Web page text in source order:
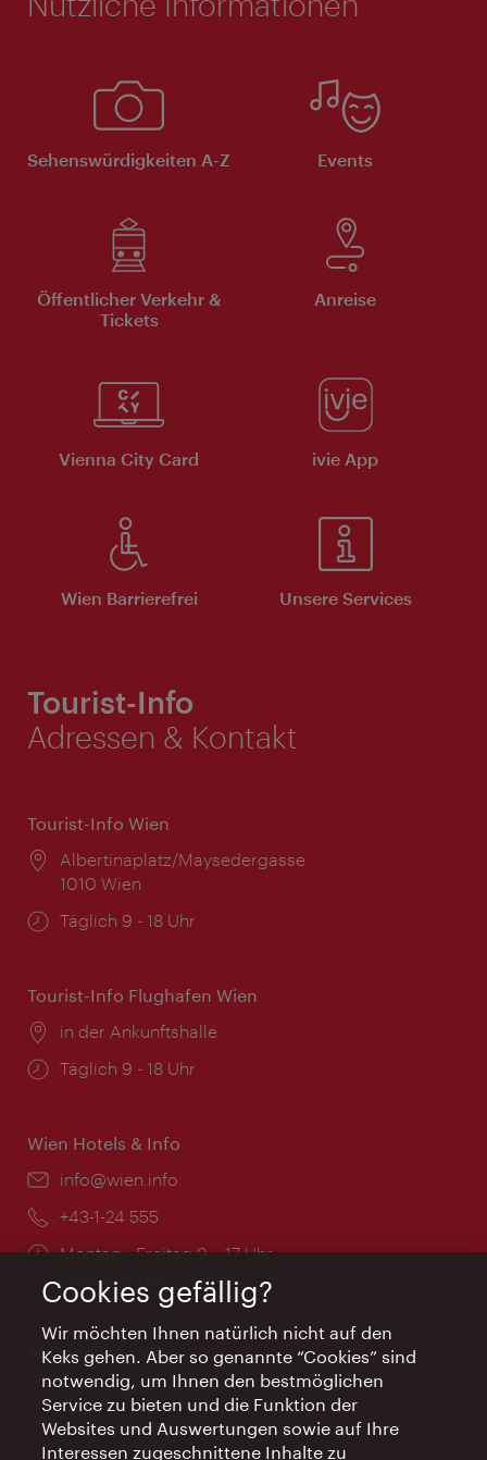
Sehenswürdigkeiten A-Z Events
Öffentlicher Verkehr &
Tickets
Anreise
Vienna City Card ivie App
Wien Barrierefrei Unsere Services
Tourist-Info
Adressen & Kontakt
Tourist-Info Wien
Ort:
Albertinaplatz/Maysedergasse
1010 Wien
Öffnungszeiten:
Täglich 9 - 18 Uhr
Tourist-Info Flughafen Wien
Ort:
in der Ankunftshalle
Öffnungszeiten:
Täglich 9 - 18 Uhr
Wien Hotels & Info
Email:
info@wien.info
Telefon:
+43-1-24 555
Öffnungszeiten:
Montag - Freitag 9 – 17 Uhr
Feiertags geschlossen
AI Concierge Wien
Ort:
concierge.wien.info
Öffnungszeiten:
Informationen rund um die Uhr
Cookies gefällig?
Wir möchten Ihnen natürlich nicht auf den
Keks gehen. Aber so genannte “Cookies” sind
notwendig, um Ihnen den bestmöglichen
Service zu bieten und die Funktion der
Websites und Auswertungen sowie auf Ihre
Interessen zugeschnittene Inhalte zu